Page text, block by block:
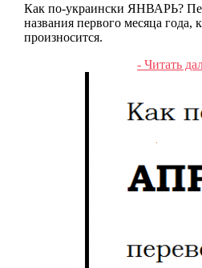
Как по-украински ЯНВАРЬ?
названия первого месяца года,
произносится.
- Читать